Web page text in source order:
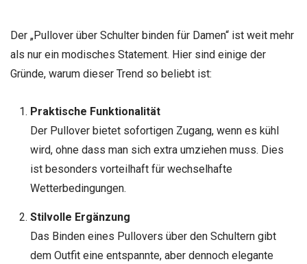
Der „Pullover über Schulter binden für Damen“ ist weit mehr
als nur ein modisches Statement. Hier sind einige der
Gründe, warum dieser Trend so beliebt ist:
Praktische Funktionalität
Der Pullover bietet sofortigen Zugang, wenn es kühl
wird, ohne dass man sich extra umziehen muss. Dies
ist besonders vorteilhaft für wechselhafte
Wetterbedingungen.
Stilvolle Ergänzung
Das Binden eines Pullovers über den Schultern gibt
dem Outfit eine entspannte, aber dennoch elegante